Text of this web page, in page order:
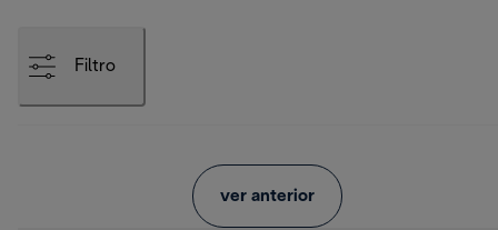
Filtro
ver anterior